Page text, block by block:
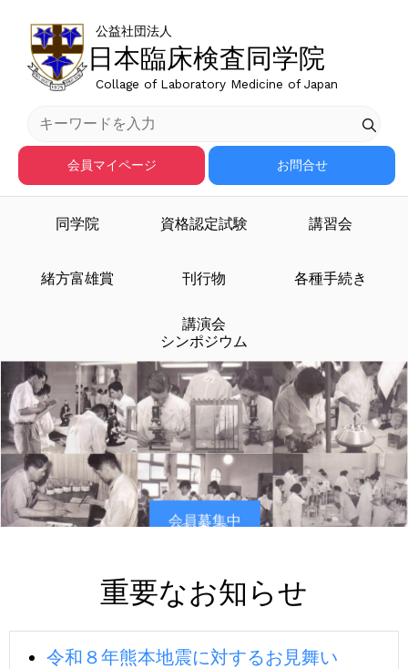
日本臨床検査同学院
公益社団法人
Collage of Laboratory Medicine of Japan
会員マイページ お問合せ
同学院 資格認定試験 講習会
緒方富雄賞 刊行物 各種手続き
講演会
シンポジウム
臨床検査医学を担う人材
を育成する
会員募集中
重要なお知らせ
令和８年熊本地震に対するお見舞い